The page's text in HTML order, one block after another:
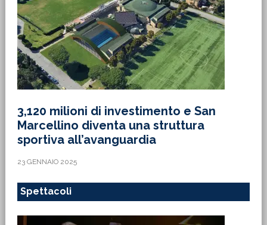
3,120 milioni di investimento e San
Marcellino diventa una struttura
sportiva all’avanguardia
23 GENNAIO 2025
Spettacoli